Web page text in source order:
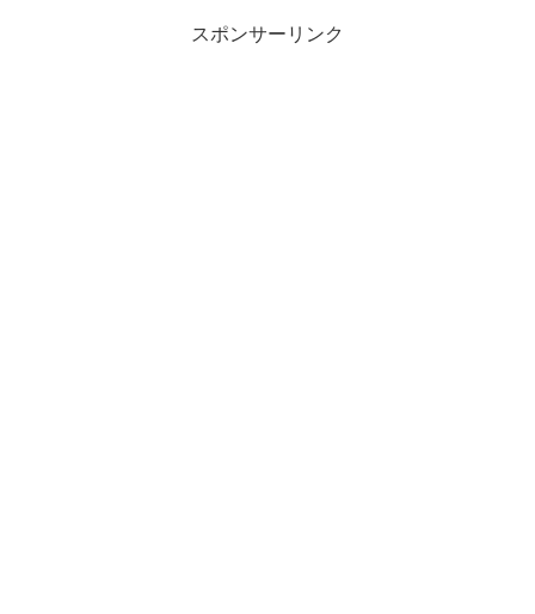
スポンサーリンク